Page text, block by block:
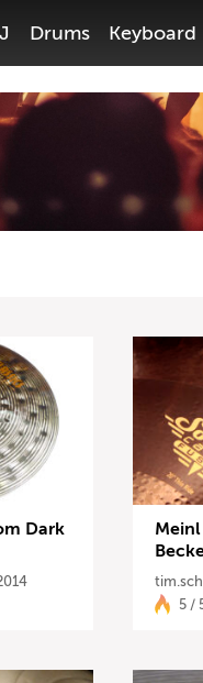
Drums Keyboard
Dark
5 /